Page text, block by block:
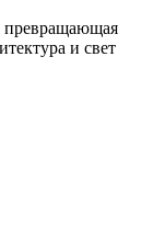
превращающая
и свет